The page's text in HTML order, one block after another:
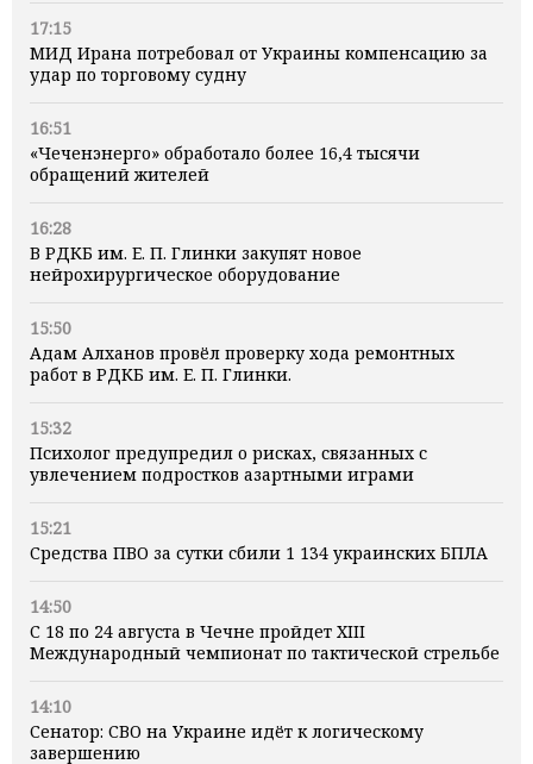
17:15
МИД Ирана потребовал от Украины компенсацию за
удар по торговому судну
16:51
«Чеченэнерго» обработало более 16,4 тысячи
обращений жителей
16:28
В РДКБ им. Е. П. Глинки закупят новое
нейрохирургическое оборудование
15:50
Адам Алханов провёл проверку хода ремонтных
работ в РДКБ им. Е. П. Глинки.
15:32
Психолог предупредил о рисках, связанных с
увлечением подростков азартными играми
15:21
Средства ПВО за сутки сбили 1 134 украинских БПЛА
14:50
С 18 по 24 августа в Чечне пройдет XIII
Международный чемпионат по тактической стрельбе
14:10
Сенатор: СВО на Украине идёт к логическому
завершению